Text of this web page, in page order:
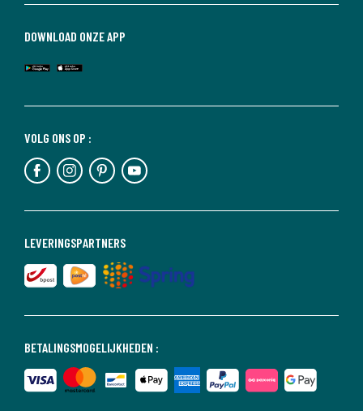
BETALINGSMOGELIJKHEDEN :
LEVERINGSPARTNERS
VOLG ONS OP :
DOWNLOAD ONZE APP